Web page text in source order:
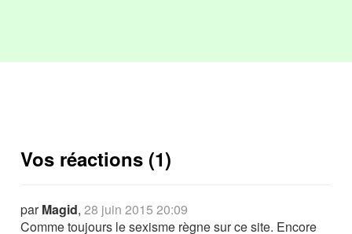
Vos réactions (1)
parMagid,28 juin 2015 20:09
Comme toujours le sexisme règne sur ce site. Encore